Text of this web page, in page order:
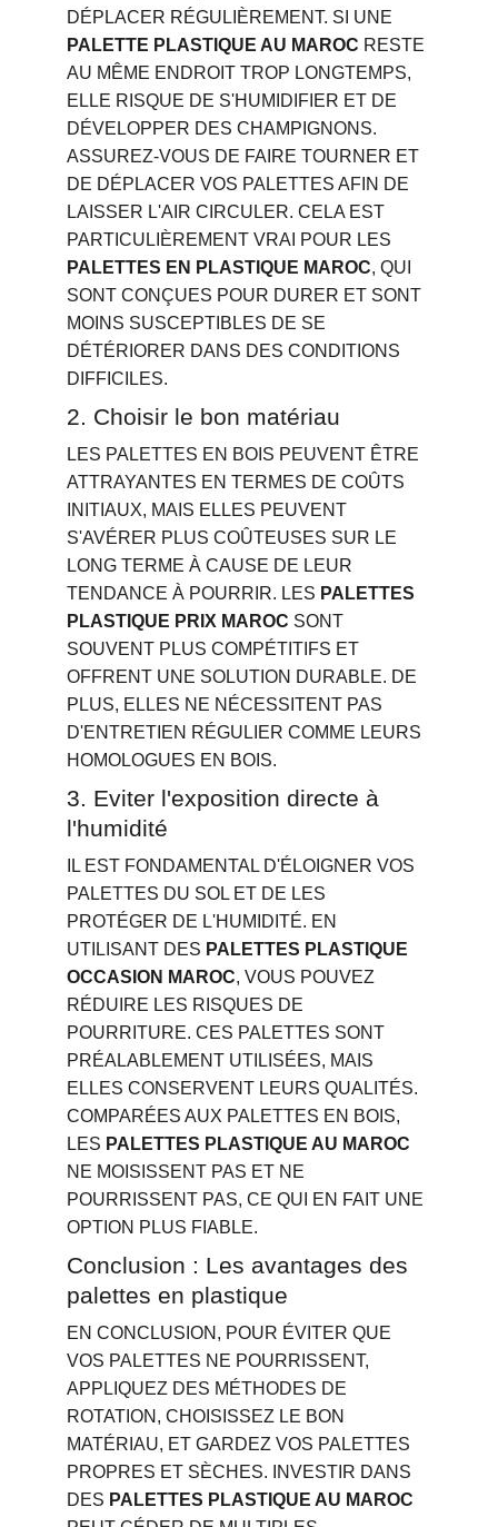
DÉPLACER RÉGULIÈREMENT. SI UNE
PALETTE PLASTIQUE AU MAROC RESTE
AU MÊME ENDROIT TROP LONGTEMPS,
ELLE RISQUE DE S'HUMIDIFIER ET DE
DÉVELOPPER DES CHAMPIGNONS.
ASSUREZ-VOUS DE FAIRE TOURNER ET
DE DÉPLACER VOS PALETTES AFIN DE
LAISSER L'AIR CIRCULER. CELA EST
PARTICULIÈREMENT VRAI POUR LES
PALETTES EN PLASTIQUE MAROC, QUI
SONT CONÇUES POUR DURER ET SONT
MOINS SUSCEPTIBLES DE SE
DÉTÉRIORER DANS DES CONDITIONS
DIFFICILES.
2. Choisir le bon matériau
LES PALETTES EN BOIS PEUVENT ÊTRE
ATTRAYANTES EN TERMES DE COÛTS
INITIAUX, MAIS ELLES PEUVENT
S'AVÉRER PLUS COÛTEUSES SUR LE
LONG TERME À CAUSE DE LEUR
TENDANCE À POURRIR. LES PALETTES
PLASTIQUE PRIX MAROC SONT
SOUVENT PLUS COMPÉTITIFS ET
OFFRENT UNE SOLUTION DURABLE. DE
PLUS, ELLES NE NÉCESSITENT PAS
D'ENTRETIEN RÉGULIER COMME LEURS
HOMOLOGUES EN BOIS.
3. Eviter l'exposition directe à
l'humidité
IL EST FONDAMENTAL D'ÉLOIGNER VOS
PALETTES DU SOL ET DE LES
PROTÉGER DE L'HUMIDITÉ. EN
UTILISANT DES PALETTES PLASTIQUE
OCCASION MAROC, VOUS POUVEZ
RÉDUIRE LES RISQUES DE
POURRITURE. CES PALETTES SONT
PRÉALABLEMENT UTILISÉES, MAIS
ELLES CONSERVENT LEURS QUALITÉS.
COMPARÉES AUX PALETTES EN BOIS,
LES PALETTES PLASTIQUE AU MAROC
NE MOISISSENT PAS ET NE
POURRISSENT PAS, CE QUI EN FAIT UNE
OPTION PLUS FIABLE.
Conclusion : Les avantages des
palettes en plastique
EN CONCLUSION, POUR ÉVITER QUE
VOS PALETTES NE POURRISSENT,
APPLIQUEZ DES MÉTHODES DE
ROTATION, CHOISISSEZ LE BON
MATÉRIAU, ET GARDEZ VOS PALETTES
PROPRES ET SÈCHES. INVESTIR DANS
DES PALETTES PLASTIQUE AU MAROC